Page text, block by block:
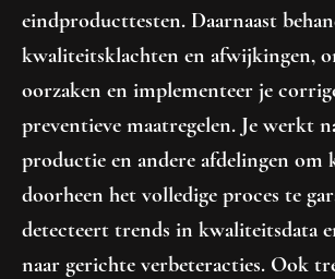
eindproducttesten. Daarnaast
kwaliteitsklachten en afwijkingen,
oorzaken en implementeer je
preventieve maatregelen. Je werkt
productie en andere afdelingen om
doorheen het volledige proces te
detecteert trends in kwaliteitsdata
naar gerichte verbeteracties. Ook